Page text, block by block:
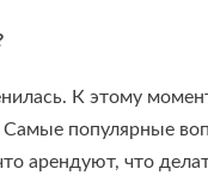
К этому
популярные
арендуют, что